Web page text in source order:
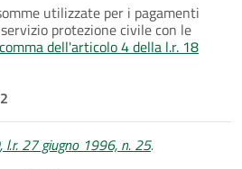
utilizzate per i pagamenti
protezione civile con le
dell'articolo 4 della l.r. 18
l.r. 27 giugno 1996, n. 25.